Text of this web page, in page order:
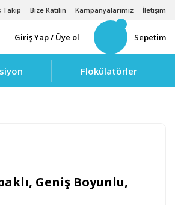
Takip Bize Katılın Kampanyalarımız İletişim
Giriş Yap / Üye ol Sepetim
Flokülatörler
Geniş Boyunlu,